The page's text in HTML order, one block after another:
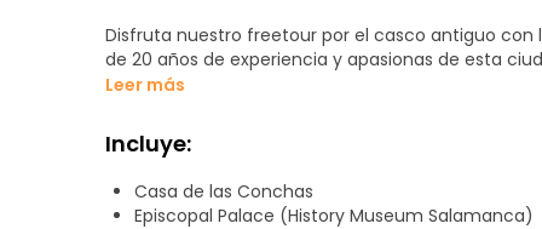
Disfruta nuestro freetour por el casco antiguo con
de 20 años de experiencia y apasionas de esta
– Plaza Mayor
– Plaza de San Martín
– Clerecía y Universidad Pontificia
– Calle Compañía
Leer más
Incluye:
Casa de las Conchas
Episcopal Palace (History Museum Salamanca)